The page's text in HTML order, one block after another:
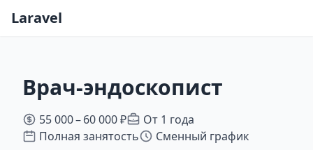
Laravel
Врач-эндоскопист
55 000 – 60 000 ₽
От 1 года
Полная занятость
Сменный график